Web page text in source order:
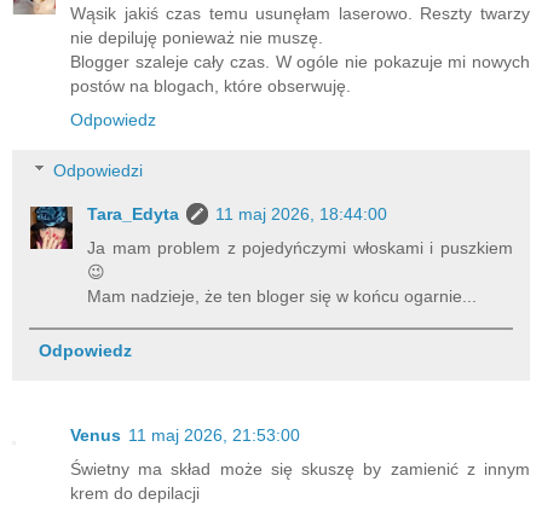
Wąsik jakiś czas temu usunęłam laserowo. Reszty twarzy
nie depiluję ponieważ nie muszę.
Blogger szaleje cały czas. W ogóle nie pokazuje mi nowych
postów na blogach, które obserwuję.
Odpowiedz
Odpowiedzi
Tara_Edyta
11 maj 2026, 18:44:00
Ja mam problem z pojedyńczymi włoskami i puszkiem
😉
Mam nadzieje, że ten bloger się w końcu ogarnie...
Odpowiedz
Venus 11 maj 2026, 21:53:00
Świetny ma skład może się skuszę by zamienić z innym
krem do depilacji